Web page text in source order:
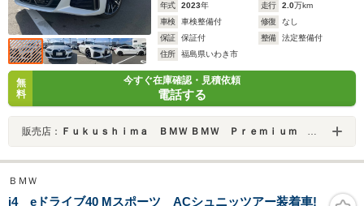
年式 2023年 走行 2.0万km
車検
車検整備付 修復
なし
保証
保証付 整備
法定整備付
住所
福島県いわき市
無
料
今すぐ在庫確認・見積依頼
電話する
販売店： Ｆｕｋｕｓｈｉｍａ ＢＭＷ ＢＭＷ Ｐｒｅｍｉｕｍ Ｓｅｌｅｃｔｉｏｎ いわき
ＢＭＷ
i4 eドライブ40 Mスポーツ ACシュニッツアー装着車!